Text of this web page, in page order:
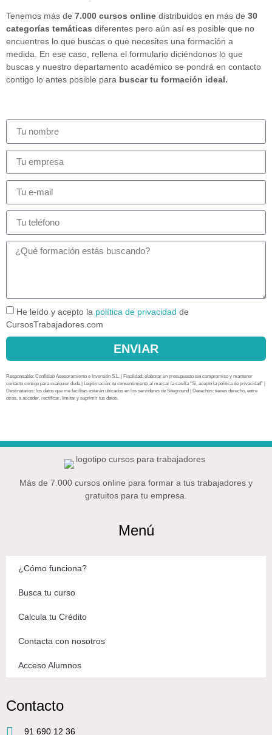
Tenemos más de 7.000 cursos online distribuidos en más de 30
categorías temáticas diferentes pero aún así es posible que no
encuentres lo que buscas o que necesites una formación a
medida. En ese caso, rellena el formulario diciéndonos lo que
buscas y nuestro departamento académico se pondrá en contacto
contigo lo antes posible para buscar tu formación ideal.
He leído y acepto la política de privacidad de
CursosTrabajadores.com
ENVIAR
Responsable: Confislab Asesoramiento e Inversión S.L. | Finalidad: elaborar un presupuesto sin compromiso y mantener
contacto contigo para cualquier duda | Legitimación: tu consentimiento al marcar la casilla “Sí, acepto la política de privacidad” |
Destinatarios: los datos que me facilitas estarán ubicados en los servidores de Siteground | Derechos: tienes derecho, entre
otros, a acceder, rectificar, limitar y suprimir tus datos.
Más de 7.000 cursos online para formar a tus trabajadores y
gratuitos para tu empresa.
Menú
¿Cómo funciona?
Busca tu curso
Calcula tu Crédito
Contacta con nosotros
Acceso Alumnos
Contacto
91 690 12 36